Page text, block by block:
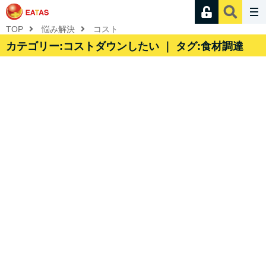
TOP 悩み解決 コスト
カテゴリー:コストダウンしたい ｜ タグ:食材調達